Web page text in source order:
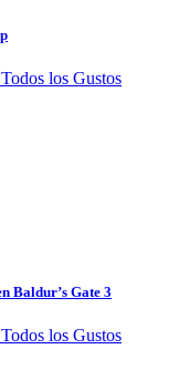
los Gustos
Baldur’s Gate 3
los Gustos